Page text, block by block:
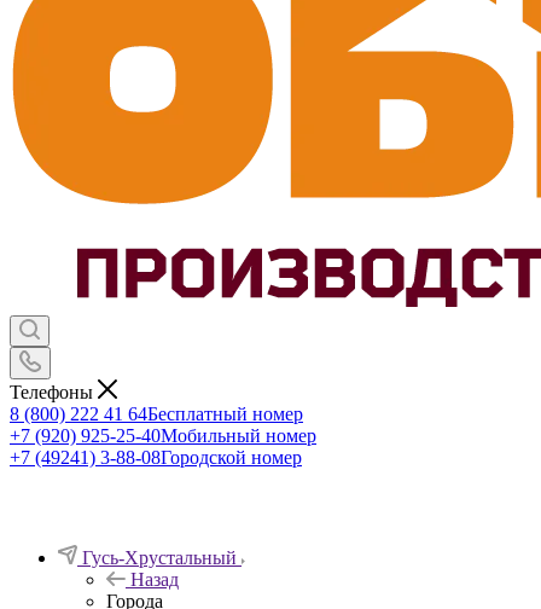
Телефоны
8 (800) 222 41 64Бесплатный номер
+7 (920) 925-25-40Мобильный номер
+7 (49241) 3-88-08Городской номер
Гусь-Хрустальный
Назад
Города